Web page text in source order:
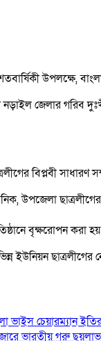
উপলক্ষে,
নড়াইল জেলার গরিব
বিপ্লবী সাধারণ
উপজেলা ছাত্রলীগের
বৃক্ষরোপন করা
ছাত্রলীগের
ভাইস চেয়ারম্যান
ভারতীয় গরু ছয়লাভ